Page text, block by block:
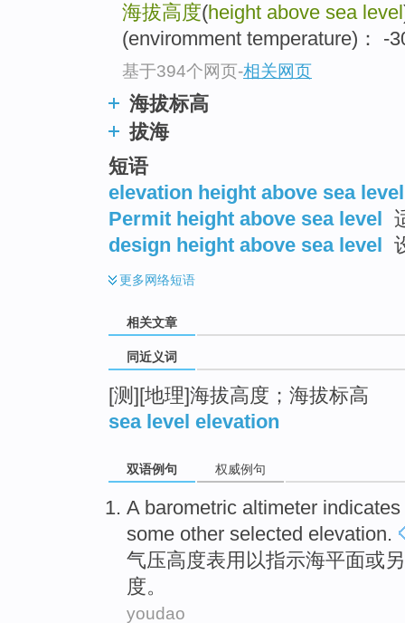
海拔高度(height above sea level
(enviromment temperature)： -
基于394个网页-相关网页
海拔标高
拔海
短语
elevation height above sea level
Permit height above sea level
design height above sea level
更多网络短语
相关文章
同近义词
[测][地理]海拔高度；海拔标高
sea level elevation
双语例句 权威例句
A barometric altimeter indicates
some other selected elevation.
气压高度表用以指示海平面或
度。
youdao